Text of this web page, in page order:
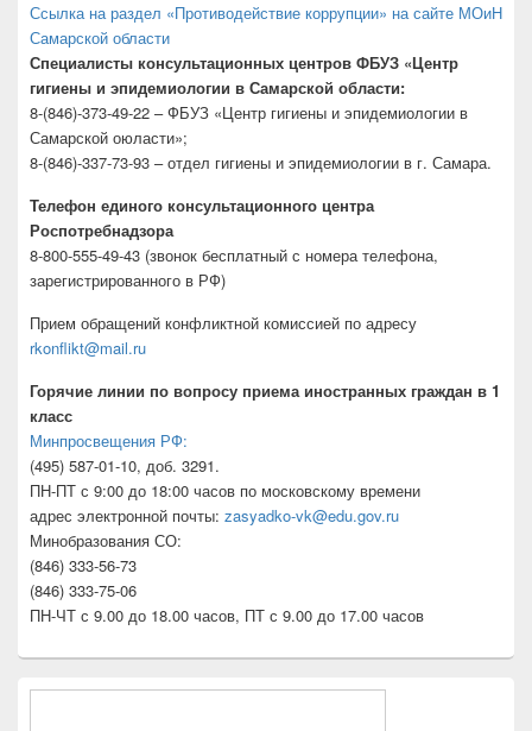
Ссылка на раздел «Противодействие коррупции» на сайте МОиН
Самарской области
Специалисты консультационных центров ФБУЗ «Центр
гигиены и эпидемиологии в Самарской области:
8-(846)-373-49-22 – ФБУЗ «Центр гигиены и эпидемиологии в
Самарской оюласти»;
8-(846)-337-73-93 – отдел гигиены и эпидемиологии в г. Самара.
Телефон единого консультационного центра
Роспотребнадзора
8-800-555-49-43 (звонок бесплатный с номера телефона,
зарегистрированного в РФ)
Прием обращений конфликтной комиссией по адресу
rkonflikt@mail.ru
Горячие линии по вопросу приема иностранных граждан в 1
класс
Минпросвещения РФ:
(495) 587-01-10, доб. 3291.
ПН-ПТ с 9:00 до 18:00 часов по московскому времени
адрес электронной почты: zasyadko-vk@edu.gov.ru
Минобразования СО:
(846) 333-56-73
(846) 333-75-06
ПН-ЧТ с 9.00 до 18.00 часов, ПТ с 9.00 до 17.00 часов